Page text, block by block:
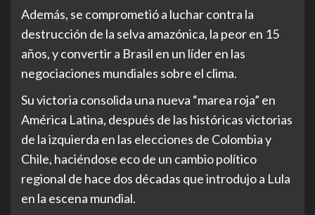
Además, se comprometió a luchar contra la
destrucción de la selva amazónica, la peor en 15
años, y convertir a Brasil en un líder en las
negociaciones mundiales sobre el clima.
Su victoria consolida una nueva “marea roja” en
América Latina, después de las históricas victorias
de la izquierda en las elecciones de Colombia y
Chile, haciéndose eco de un cambio político
regional de hace dos décadas que introdujo a Lula
en la escena mundial.